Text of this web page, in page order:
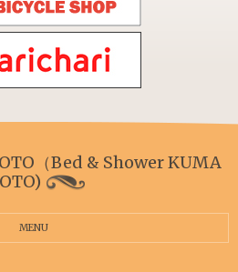
（Bed & Shower KUMA
MENU